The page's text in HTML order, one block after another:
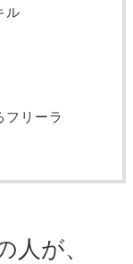
ル
フリーラ
人が、